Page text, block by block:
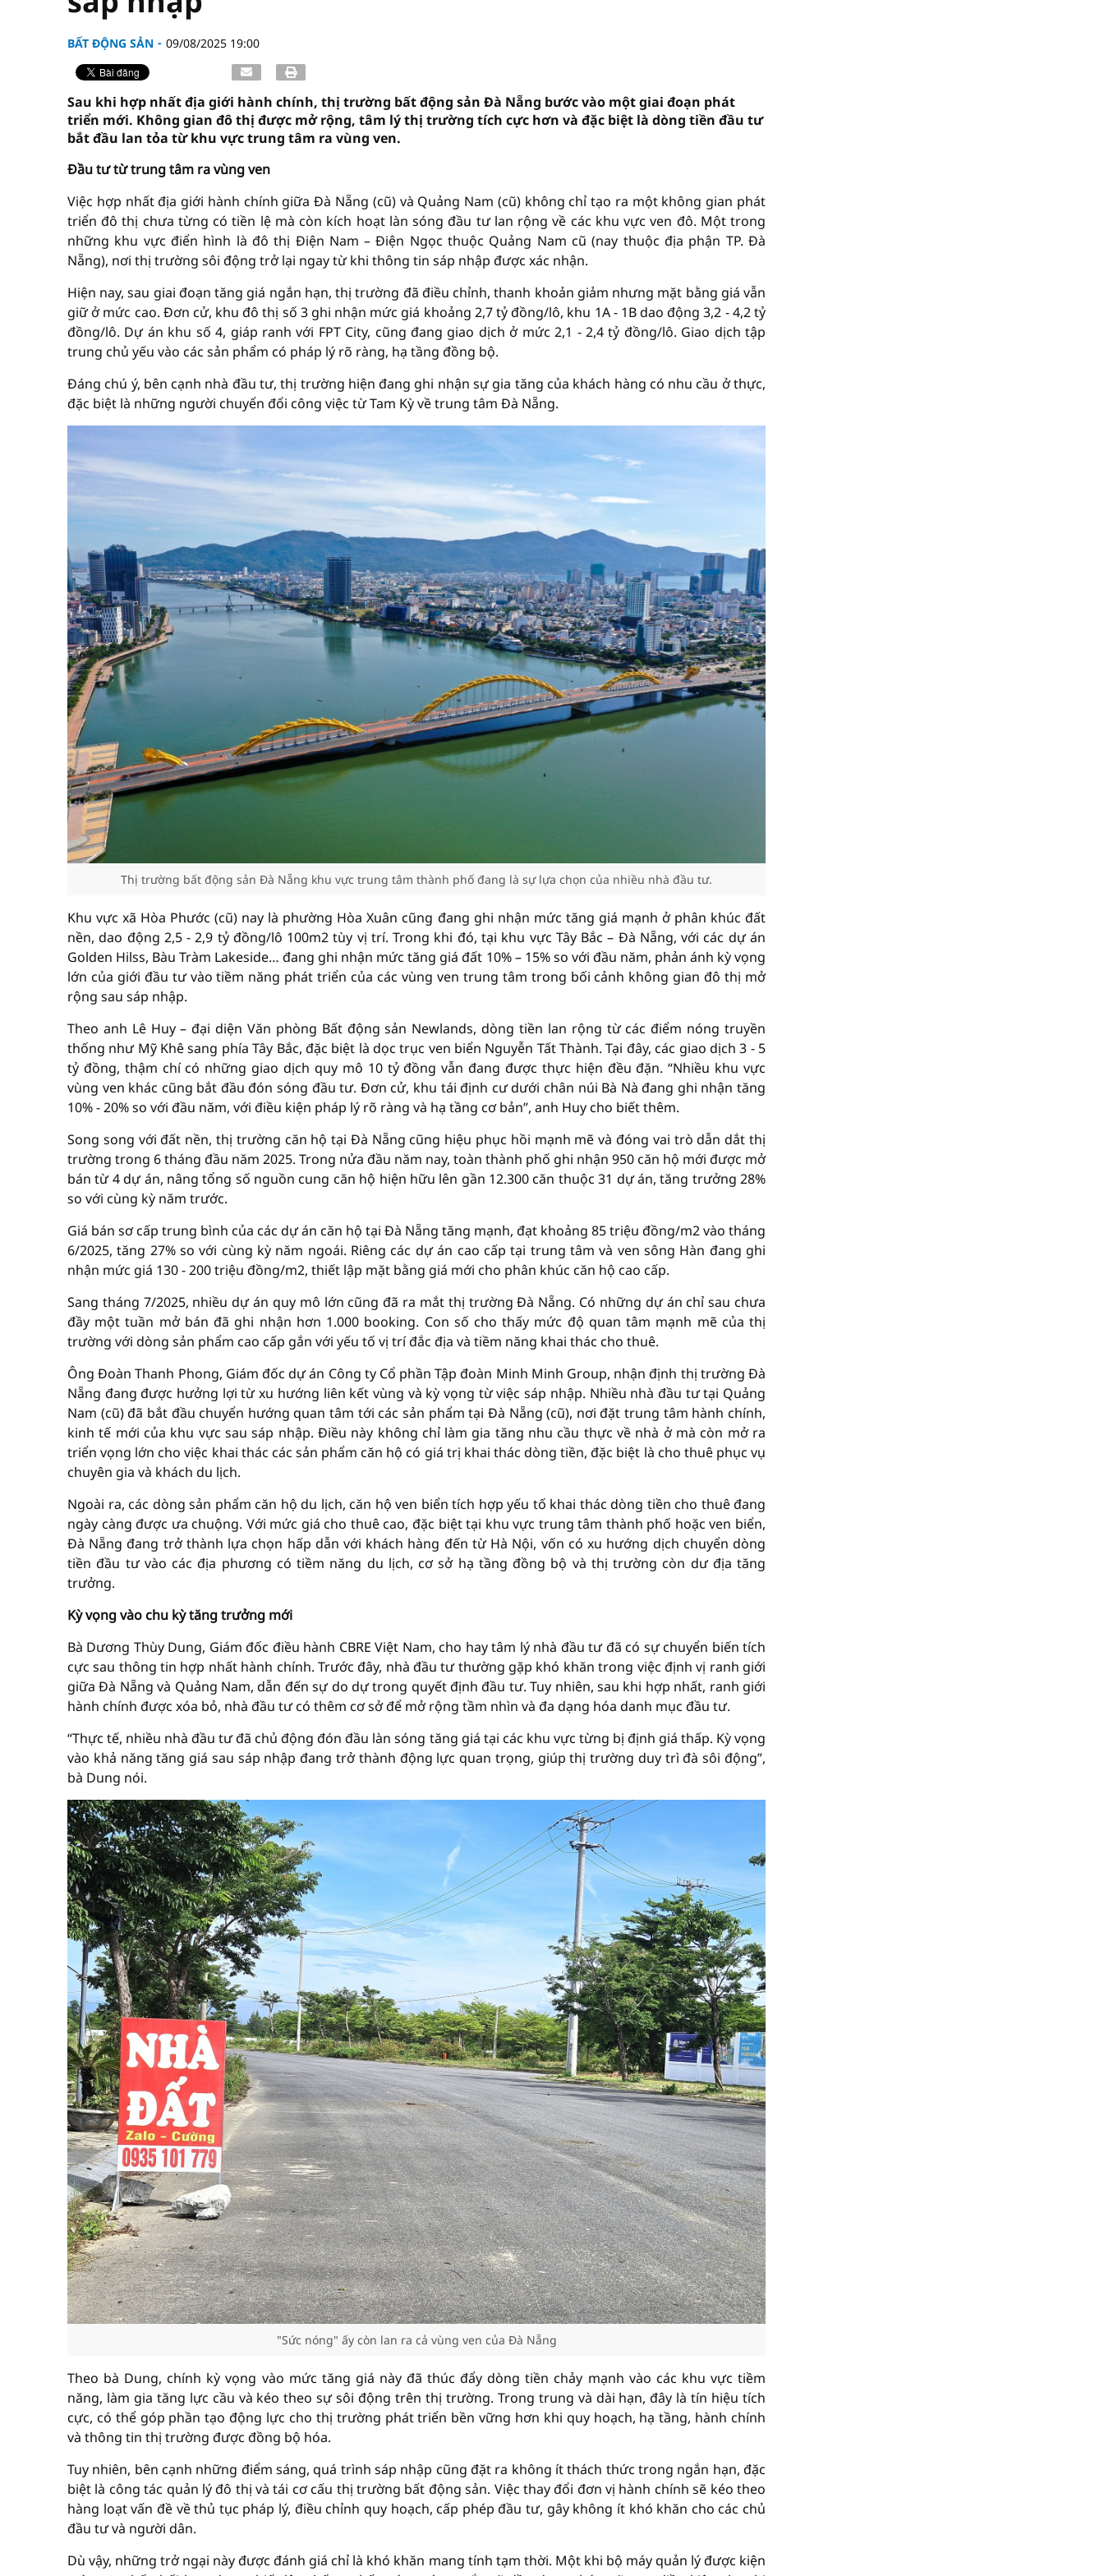
BẤT ĐỘNG SẢN 09/08/2025 19:00
Sau khi hợp nhất địa giới hành chính, thị trường bất động sản Đà Nẵng bước vào một giai đoạn phát
triển mới. Không gian đô thị được mở rộng, tâm lý thị trường tích cực hơn và đặc biệt là dòng tiền đầu tư
bắt đầu lan tỏa từ khu vực trung tâm ra vùng ven.
Đầu tư từ trung tâm ra vùng ven
Việc hợp nhất địa giới hành chính giữa Đà Nẵng (cũ) và Quảng Nam (cũ) không chỉ tạo ra một không gian phát
triển đô thị chưa từng có tiền lệ mà còn kích hoạt làn sóng đầu tư lan rộng về các khu vực ven đô. Một trong
những khu vực điển hình là đô thị Điện Nam – Điện Ngọc thuộc Quảng Nam cũ (nay thuộc địa phận TP. Đà
Nẵng), nơi thị trường sôi động trở lại ngay từ khi thông tin sáp nhập được xác nhận.
Hiện nay, sau giai đoạn tăng giá ngắn hạn, thị trường đã điều chỉnh, thanh khoản giảm nhưng mặt bằng giá vẫn
giữ ở mức cao. Đơn cử, khu đô thị số 3 ghi nhận mức giá khoảng 2,7 tỷ đồng/lô, khu 1A - 1B dao động 3,2 - 4,2 tỷ
đồng/lô. Dự án khu số 4, giáp ranh với FPT City, cũng đang giao dịch ở mức 2,1 - 2,4 tỷ đồng/lô. Giao dịch tập
trung chủ yếu vào các sản phẩm có pháp lý rõ ràng, hạ tầng đồng bộ.
Đáng chú ý, bên cạnh nhà đầu tư, thị trường hiện đang ghi nhận sự gia tăng của khách hàng có nhu cầu ở thực,
đặc biệt là những người chuyển đổi công việc từ Tam Kỳ về trung tâm Đà Nẵng.
Thị trường bất động sản Đà Nẵng khu vực trung tâm thành phố đang là sự lựa chọn của nhiều nhà đầu tư.
Khu vực xã Hòa Phước (cũ) nay là phường Hòa Xuân cũng đang ghi nhận mức tăng giá mạnh ở phân khúc đất
nền, dao động 2,5 - 2,9 tỷ đồng/lô 100m2 tùy vị trí. Trong khi đó, tại khu vực Tây Bắc – Đà Nẵng, với các dự án
Golden Hilss, Bàu Tràm Lakeside… đang ghi nhận mức tăng giá đất 10% – 15% so với đầu năm, phản ánh kỳ vọng
lớn của giới đầu tư vào tiềm năng phát triển của các vùng ven trung tâm trong bối cảnh không gian đô thị mở
rộng sau sáp nhập.
Theo anh Lê Huy – đại diện Văn phòng Bất động sản Newlands, dòng tiền lan rộng từ các điểm nóng truyền
thống như Mỹ Khê sang phía Tây Bắc, đặc biệt là dọc trục ven biển Nguyễn Tất Thành. Tại đây, các giao dịch 3 - 5
tỷ đồng, thậm chí có những giao dịch quy mô 10 tỷ đồng vẫn đang được thực hiện đều đặn. “Nhiều khu vực
vùng ven khác cũng bắt đầu đón sóng đầu tư. Đơn cử, khu tái định cư dưới chân núi Bà Nà đang ghi nhận tăng
10% - 20% so với đầu năm, với điều kiện pháp lý rõ ràng và hạ tầng cơ bản”, anh Huy cho biết thêm.
Song song với đất nền, thị trường căn hộ tại Đà Nẵng cũng hiệu phục hồi mạnh mẽ và đóng vai trò dẫn dắt thị
trường trong 6 tháng đầu năm 2025. Trong nửa đầu năm nay, toàn thành phố ghi nhận 950 căn hộ mới được mở
bán từ 4 dự án, nâng tổng số nguồn cung căn hộ hiện hữu lên gần 12.300 căn thuộc 31 dự án, tăng trưởng 28%
so với cùng kỳ năm trước.
Giá bán sơ cấp trung bình của các dự án căn hộ tại Đà Nẵng tăng mạnh, đạt khoảng 85 triệu đồng/m2 vào tháng
6/2025, tăng 27% so với cùng kỳ năm ngoái. Riêng các dự án cao cấp tại trung tâm và ven sông Hàn đang ghi
nhận mức giá 130 - 200 triệu đồng/m2, thiết lập mặt bằng giá mới cho phân khúc căn hộ cao cấp.
Sang tháng 7/2025, nhiều dự án quy mô lớn cũng đã ra mắt thị trường Đà Nẵng. Có những dự án chỉ sau chưa
đầy một tuần mở bán đã ghi nhận hơn 1.000 booking. Con số cho thấy mức độ quan tâm mạnh mẽ của thị
trường với dòng sản phẩm cao cấp gắn với yếu tố vị trí đắc địa và tiềm năng khai thác cho thuê.
Ông Đoàn Thanh Phong, Giám đốc dự án Công ty Cổ phần Tập đoàn Minh Minh Group, nhận định thị trường Đà
Nẵng đang được hưởng lợi từ xu hướng liên kết vùng và kỳ vọng từ việc sáp nhập. Nhiều nhà đầu tư tại Quảng
Nam (cũ) đã bắt đầu chuyển hướng quan tâm tới các sản phẩm tại Đà Nẵng (cũ), nơi đặt trung tâm hành chính,
kinh tế mới của khu vực sau sáp nhập. Điều này không chỉ làm gia tăng nhu cầu thực về nhà ở mà còn mở ra
triển vọng lớn cho việc khai thác các sản phẩm căn hộ có giá trị khai thác dòng tiền, đặc biệt là cho thuê phục vụ
chuyên gia và khách du lịch.
Ngoài ra, các dòng sản phẩm căn hộ du lịch, căn hộ ven biển tích hợp yếu tố khai thác dòng tiền cho thuê đang
ngày càng được ưa chuộng. Với mức giá cho thuê cao, đặc biệt tại khu vực trung tâm thành phố hoặc ven biển,
Đà Nẵng đang trở thành lựa chọn hấp dẫn với khách hàng đến từ Hà Nội, vốn có xu hướng dịch chuyển dòng
tiền đầu tư vào các địa phương có tiềm năng du lịch, cơ sở hạ tầng đồng bộ và thị trường còn dư địa tăng
trưởng.
Kỳ vọng vào chu kỳ tăng trưởng mới
Bà Dương Thùy Dung, Giám đốc điều hành CBRE Việt Nam, cho hay tâm lý nhà đầu tư đã có sự chuyển biến tích
cực sau thông tin hợp nhất hành chính. Trước đây, nhà đầu tư thường gặp khó khăn trong việc định vị ranh giới
giữa Đà Nẵng và Quảng Nam, dẫn đến sự do dự trong quyết định đầu tư. Tuy nhiên, sau khi hợp nhất, ranh giới
hành chính được xóa bỏ, nhà đầu tư có thêm cơ sở để mở rộng tầm nhìn và đa dạng hóa danh mục đầu tư.
“Thực tế, nhiều nhà đầu tư đã chủ động đón đầu làn sóng tăng giá tại các khu vực từng bị định giá thấp. Kỳ vọng
vào khả năng tăng giá sau sáp nhập đang trở thành động lực quan trọng, giúp thị trường duy trì đà sôi động”,
bà Dung nói.
"Sức nóng" ấy còn lan ra cả vùng ven của Đà Nẵng
Theo bà Dung, chính kỳ vọng vào mức tăng giá này đã thúc đẩy dòng tiền chảy mạnh vào các khu vực tiềm
năng, làm gia tăng lực cầu và kéo theo sự sôi động trên thị trường. Trong trung và dài hạn, đây là tín hiệu tích
cực, có thể góp phần tạo động lực cho thị trường phát triển bền vững hơn khi quy hoạch, hạ tầng, hành chính
và thông tin thị trường được đồng bộ hóa.
Tuy nhiên, bên cạnh những điểm sáng, quá trình sáp nhập cũng đặt ra không ít thách thức trong ngắn hạn, đặc
biệt là công tác quản lý đô thị và tái cơ cấu thị trường bất động sản. Việc thay đổi đơn vị hành chính sẽ kéo theo
hàng loạt vấn đề về thủ tục pháp lý, điều chỉnh quy hoạch, cấp phép đầu tư, gây không ít khó khăn cho các chủ
đầu tư và người dân.
Dù vậy, những trở ngại này được đánh giá chỉ là khó khăn mang tính tạm thời. Một khi bộ máy quản lý được kiện